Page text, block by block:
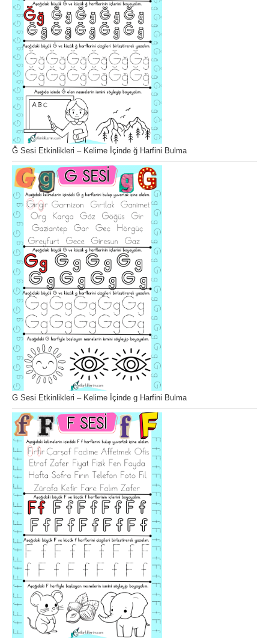
Ğ Sesi Etkinlikleri – Kelime İçinde ğ Harfini Bulma
G Sesi Etkinlikleri – Kelime İçinde g Harfini Bulma